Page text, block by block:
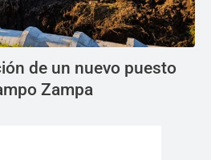
de un nuevo puesto
Zampa